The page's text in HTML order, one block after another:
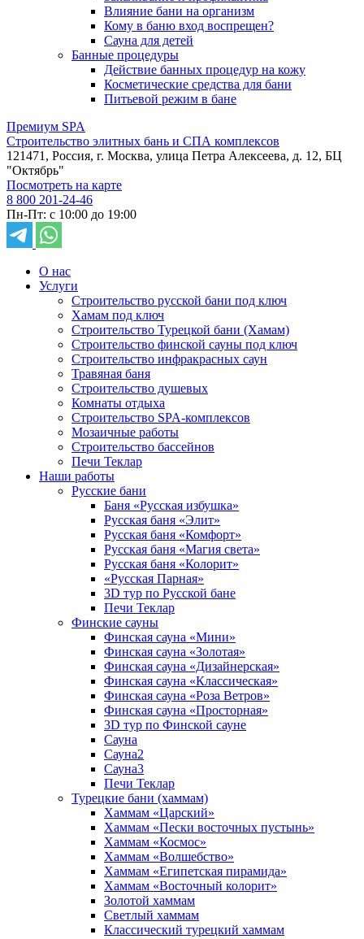
Влияние бани на организм
Кому в баню вход воспрещен?
Сауна для детей
Банные процедуры
Действие банных процедур на кожу
Косметические средства для бани
Питьевой режим в бане
Премиум SPA
Строительство элитных бань и СПА комплексов
121471, Россия, г. Москва, улица Петра Алексеева, д. 12, БЦ
"Октябрь"
Посмотреть на карте
8 800 201-24-46
Пн-Пт: с 10:00 до 19:00
О нас
Услуги
Строительство русской бани под ключ
Хамам под ключ
Строительство Турецкой бани (Хамам)
Строительство финской сауны под ключ
Строительство инфракрасных саун
Травяная баня
Строительство душевых
Комнаты отдыха
Строительство SPA-комплексов
Мозаичные работы
Строительство бассейнов
Печи Теклар
Наши работы
Русские бани
Баня «Русская избушка»
Русская баня «Элит»
Русская баня «Комфорт»
Русская баня «Магия света»
Русская баня «Колорит»
«Русская Парная»
3D тур по Русской бане
Печи Теклар
Финские сауны
Финская сауна «Мини»
Финская сауна «Золотая»
Финская сауна «Дизайнерская»
Финская сауна «Классическая»
Финская сауна «Роза Ветров»
Финская сауна «Просторная»
3D тур по Финской сауне
Сауна
Сауна2
Сауна3
Печи Теклар
Турецкие бани (хаммам)
Хаммам «Царский»
Хаммам «Пески восточных пустынь»
Хаммам «Космос»
Хаммам «Волшебство»
Хаммам «Египетская пирамида»
Хаммам «Восточный колорит»
Золотой хаммам
Светлый хаммам
Классический турецкий хаммам